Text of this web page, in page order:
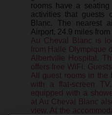
rooms have a
activities that guests
Blanc. The nearest
Airport, 24.9 miles
Au Cheval Blanc is
from Halle Olympique
Albertville Hospital.
offers free WiFi.
All guest rooms in the
with a flat-screen
equipped with a
at Au Cheval Blanc
view. At the